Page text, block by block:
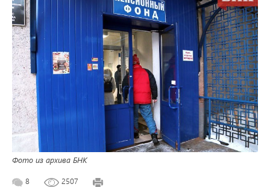
Фото из архива БНК
8 2507